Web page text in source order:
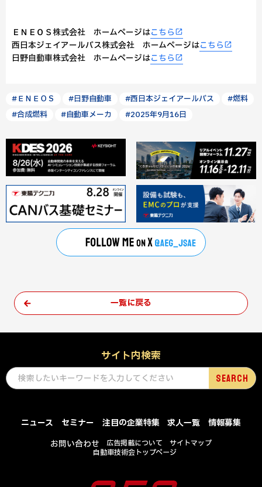
ＥＮＥＯＳ株式会社 ホームページはこちら
西日本ジェイアールバス株式会社 ホームページはこちら
日野自動車株式会社 ホームページはこちら
#ＥＮＥＯＳ #日野自動車 #西日本ジェイアールバス
#燃料
#合成燃料
#自動車メーカ #2025年9月16日
一覧に戻る
サイト内検索
ニュース セミナー 注目の企業特集 求人一覧
情報募集
お問い合わせ
広告掲載について
サイトマップ
自動車技術会トップページ